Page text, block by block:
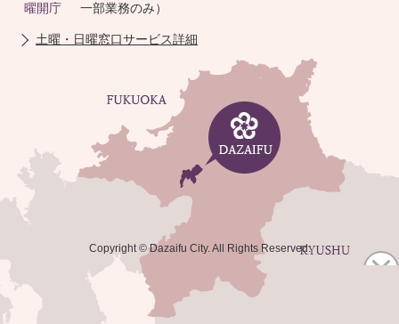
曜開庁
一部業務のみ）
土曜・日曜窓口サービス詳細
Copyright © Dazaifu City. All Rights Reserved.